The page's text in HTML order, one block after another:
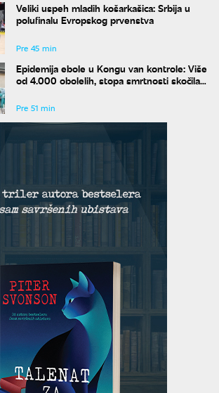
Veliki uspeh mladih košarkašica: Srbija u
polufinalu Evropskog prvenstva
Pre 45 min
Epidemija ebole u Kongu van kontrole: Više
od 4.000 obolelih, stopa smrtnosti skočila
Pre 51 min